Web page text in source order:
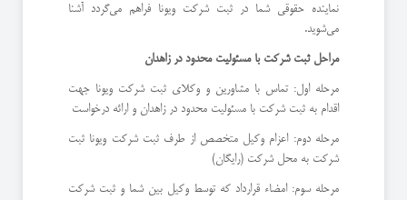
نماینده حقوقی شما در ثبت شرکت ویونا فراهم می‌گردد آشنا
می‌شوید.
مراحل ثبت شرکت با مسئولیت محدود در زاهدان
مرحله اول: تماس با مشاورین و وکلای ثبت شرکت ویونا جهت
اقدام به ثبت شرکت با مسئولیت محدود در زاهدان و ارائه درخواست
مرحله دوم: اعزام وکیل متخصص از طرف ثبت شرکت ویونا ثبت
شرکت به محل شرکت (رایگان)
مرحله سوم: امضاء قرارداد که توسط وکیل بین شما و ثبت شرکت